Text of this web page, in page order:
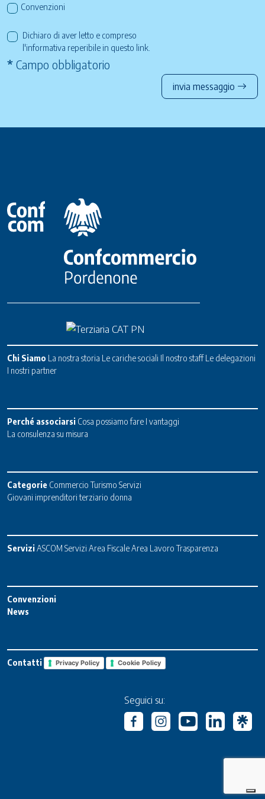
Convenzioni
Dichiaro di aver letto e compreso
l'informativa reperibile in questo link
* Campo obbligatorio
invia messaggio
Chi Siamo La nostra storia Le cariche sociali Il nostro staff Le delegazioni
I nostri partner
Perché associarsi Cosa possiamo fare I vantaggi
La consulenza su misura
Categorie Commercio Turismo Servizi
Giovani imprenditori terziario donna
ServiziASCOM Servizi Area FiscaleArea Lavoro Trasparenza
Convenzioni
News
Contatti Privacy Policy Cookie Policy
Seguici su: